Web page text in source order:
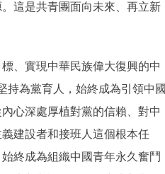
這是共青團面向未來、再立新
、實現中華民族偉大復興的中
持為黨育人，始終成為引領中國
心深處厚植對黨的信賴、對中
建設者和接班人這個根本任
終成為組織中國青年永久奮鬥